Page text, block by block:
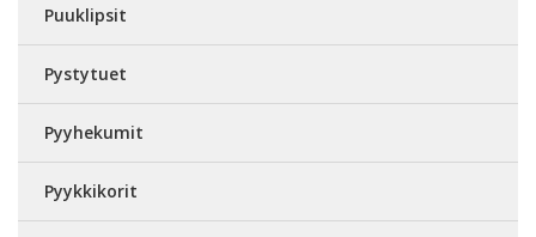
Puuklipsit
Pystytuet
Pyyhekumit
Pyykkikorit